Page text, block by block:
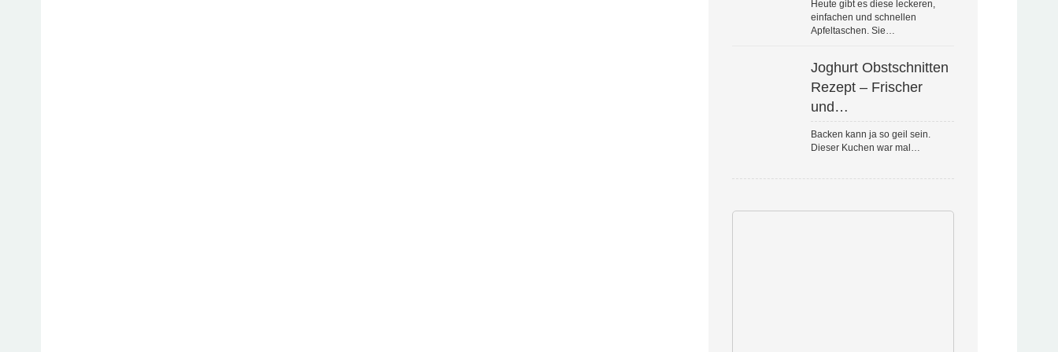
Heute gibt es diese leckeren,
einfachen und schnellen
Apfeltaschen. Sie…
Joghurt Obstschnitten
Rezept – Frischer
und…
Backen kann ja so geil sein.
Dieser Kuchen war mal…